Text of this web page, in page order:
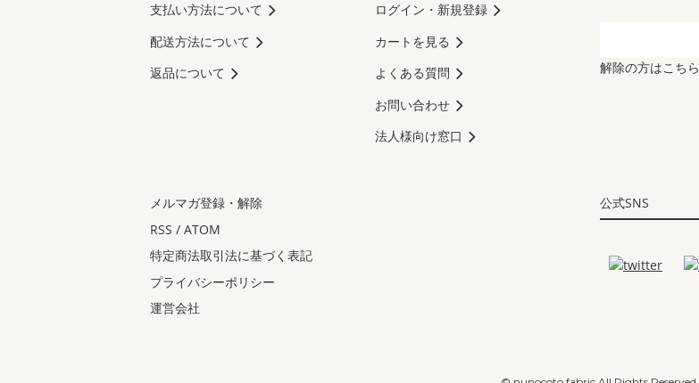
解除の方はこちら
支払い方法について
配送方法について
返品について
ログイン・新規登録
カートを見る
よくある質問
お問い合わせ
法人様向け窓口
公式SNS
メルマガ登録・解除
RSS / ATOM
特定商法取引法に基づく表記
プライバシーポリシー
運営会社